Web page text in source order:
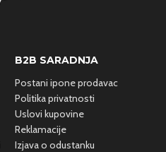
B2B SARADNJA
Postani ipone prodavac
Politika privatnosti
Uslovi kupovine
Reklamacije
Izjava o odustanku